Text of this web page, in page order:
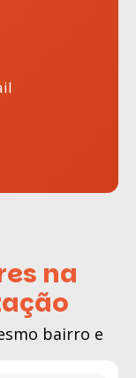
na
bairro e